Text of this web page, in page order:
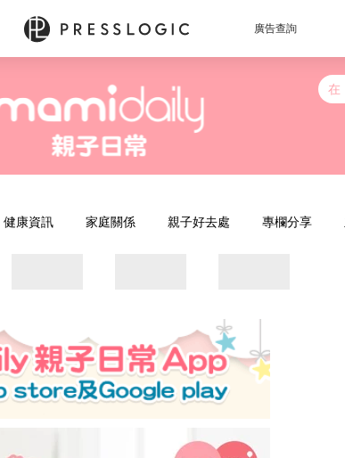
廣告查詢
在
健康資訊 家庭關係 親子好去處 專欄分享